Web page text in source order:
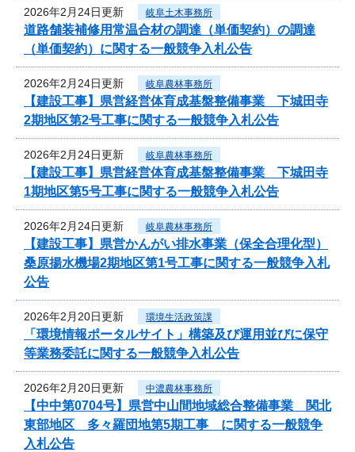
2026年2月24日更新 岐阜土木事務所
道路舗装補修用常温合材の調達（単価契約）の調達
（単価契約）に関する一般競争入札公告
2026年2月24日更新 岐阜農林事務所
【建設工事】県営経営体育成基盤整備事業 下城田寺
2期地区第2号工事に関する一般競争入札公告
2026年2月24日更新 岐阜農林事務所
【建設工事】県営経営体育成基盤整備事業 下城田寺
1期地区第5号工事に関する一般競争入札公告
2026年2月24日更新 岐阜農林事務所
【建設工事】県営かんがい排水事業（保全合理化型）
桑原揚水機場2期地区第1号工事に関する一般競争入札
公告
2026年2月20日更新 環境生活政策課
「環境情報ポータルサイト」構築及び運用並びに保守
等業務委託に関する一般競争入札公告
2026年2月20日更新 中濃農林事務所
【中中第0704号】県営中山間地域総合整備事業 関北
東部地区 多々羅団地第5期工事 に関する一般競争
入札公告